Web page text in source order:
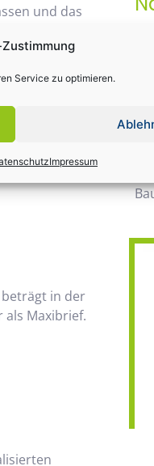
Service zu optimieren.
Impressum
und das
Die
in der
als Maxibrief.